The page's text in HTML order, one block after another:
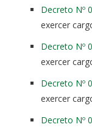
Decreto Nº
exercer
Decreto Nº
exercer
Decreto Nº
exercer
Decreto Nº